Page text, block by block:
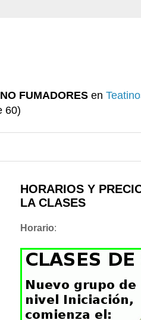
FUMADORES en
60)
HORARIOS Y
LA CLASES
Horario: